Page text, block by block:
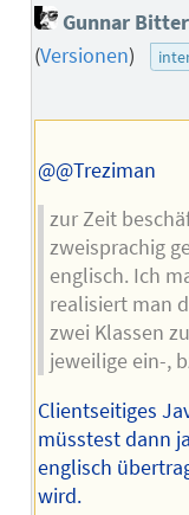
Gunnar
(Versionen)
@@Treziman
zur Zeit
zweisprachig
englisch. Ich
realisiert man
zwei Klassen
jeweilige ein-,
Clientseitiges
müsstest dann
englisch
wird.